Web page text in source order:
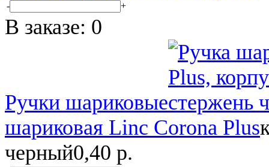
- +
В заказе: 0
Ручки шариковые
шариковая Linc Corona Plus
черный0,40 р.